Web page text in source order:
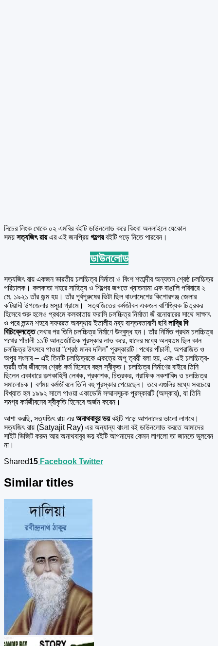
নিচের লিংক থেকে ০২ এমবির বইটি ডাউনলোড করে কিংবা অনলাইনে যেকোন
সময় সত্যজিৎ রায়এর এই জনপ্রিয় গল্পেরবইটি পড়ে নিতে পারবেন।
ডাউনলোড
সত্যজিৎ রায় একজন ভারতীয় চলচ্চিত্র নির্মাতা ও বিংশ শতাব্দীর অন্যতম শ্রেষ্ঠ চলচ্চিত্র
পরিচালক। কলকাতা শহরে সাহিত্য ও শিল্পের জগতে খ্যাতনামা এক বাঙালি পরিবারে ২
মে, ১৯২১ তাঁর জন্ম হয়। তাঁর পূর্বপুরুষের ভিটা ছিল বাংলাদেশের কিশোরগঞ্জ জেলার
কটিয়াদী উপজেলার মসূয়া গ্রামে। সত্যজিতের কর্মজীবন একজন বাণিজ্যিক চিত্রকর
হিসেবে শুরু হলেও প্রথমে কলকাতায় ফরাসি চলচ্চিত্র নির্মাতা জঁ রনোয়ারের সাথে সাক্ষাৎ
ও পরে লন্ডন শহরে সফররত অবস্থায় ইতালীয় নব্য বাস্তবতাবাদী ছবিলাদ্রি দি
বিচিক্লেত্তেদেখার পর তিনি চলচ্চিত্র নির্মাণে উদ্বুদ্ধ হন। তাঁর নির্মিত প্রথম চলচ্চিত্র
পথের পাঁচালী ১১টি আন্তর্জাতিক পুরস্কার লাভ করে, যাদের মধ্যে অন্যতম ছিল কান
চলচ্চিত্র উৎসবে পাওয়া “শ্রেষ্ঠ মানব দলিল” পুরস্কারটি।পথের পাঁচালী, অপরাজিত ও
অপুর সংসার – এই তিনটি চলচ্চিত্রকে একত্রে অপু ত্রয়ী বলা হয়, এবং এই চলচ্চিত্র-
ত্রয়ী তাঁর জীবনের শ্রেষ্ঠ কর্ম হিসেবে বহুল স্বীকৃত। চলচ্চিত্র নির্মাণের বাইরে তিনি
ছিলেন একাধারে কল্পকাহিনী লেখক, প্রকাশক, চিত্রকর, গ্রাফিক নকশাবিদ ও চলচ্চিত্র
সমালোচক। বর্ণময় কর্মজীবনে তিনি বহু পুরস্কার পেয়েছেন। তবে এগুলির মধ্যে সবচেয়ে
বিখ্যাত হল ১৯৯২ সালে পাওয়া একাডেমি সম্মানসূচক পুরস্কারটি (অস্কার), যা তিনি
সমগ্র কর্মজীবনের স্বীকৃতি হিসেবে অর্জন করেন।
আশা করছি, সত্যজিৎ রায় এরঅনাথবাবুর ভয়বইটি পড়ে আপনাদের ভালো লাগবে।
সত্যজিৎ রায় (Satyajit Ray) এর অন্যান্য বাংলা বই ডাউনলোড করতে আমাদের
সাইট ভিজিট করুন আর অনাথবাবুর ভয় বইটি আপনাদের কেমন লাগলো তা জানতে ভুলবেন
না।
Shared15 Facebook Twitter
Similar titles